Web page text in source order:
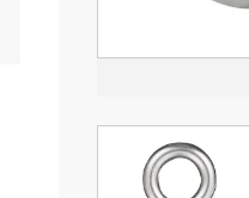
Hochleistungsfähiger, gummierter